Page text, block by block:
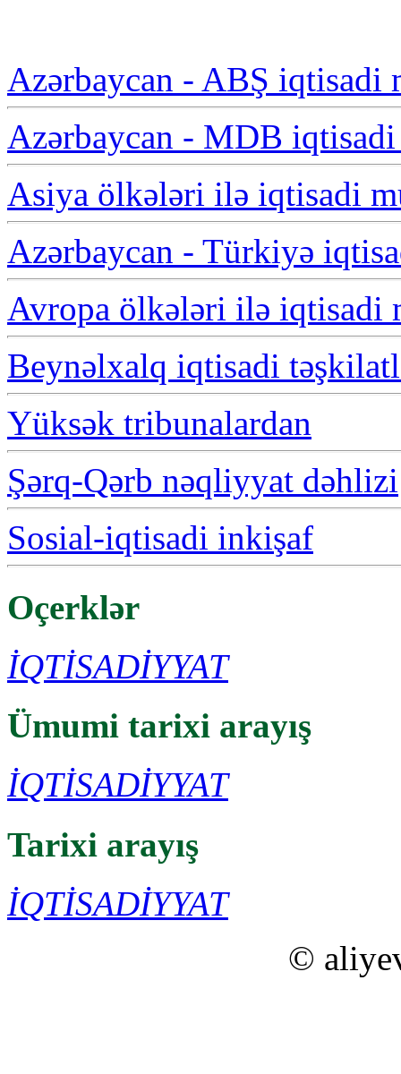
Azərbaycan - ABŞ iqtisadi
Azərbaycan - MDB
Asiya ölkələri ilə iqtisadi
Azərbaycan - Türkiyə
Avropa ölkələri ilə iqtisadi
Beynəlxalq iqtisadi
Yüksək tribunalardan
Şərq-Qərb nəqliyyat dəhlizi
Sosial-iqtisadi inkişaf
Oçerklər
İQTİSADİYYAT
Ümumi tarixi arayış
İQTİSADİYYAT
Tarixi arayış
İQTİSADİYYAT
©